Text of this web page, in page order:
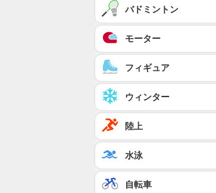
バドミントン
モーター
フィギュア
ウィンター
陸上
水泳
自転車